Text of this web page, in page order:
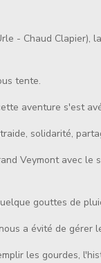
- Chaud
tente.
aventure s'est
solidarité,
Veymont avec
gouttes de
a évité de gérer
les gourdes,